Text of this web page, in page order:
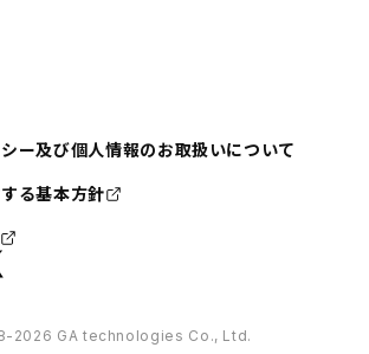
ー及び個人情報のお取扱いについて
る基本方針
2026 GA technologies Co., Ltd.